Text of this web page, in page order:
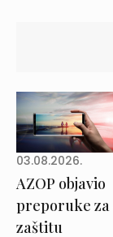
03.08.2026.
AZOP objavio
preporuke za
zaštitu